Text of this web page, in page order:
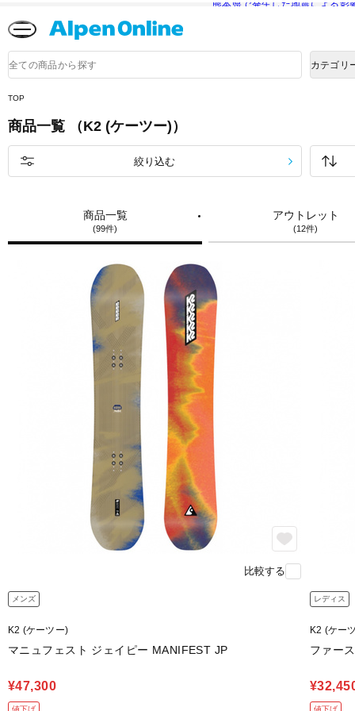
熊本県で発生した地震による影
品
検
カテゴリ
TOP
商品一覧 （K2 (ケーツー)）
商品一覧
(99件)
アウトレット
(12件)
絞り込む
比較する
メンズ
K2 (ケーツー)
マニュフェスト ジェイピー MANIFEST JP
¥47,300
値下げ
レディス
K2 (ケー
ファー
値下げ